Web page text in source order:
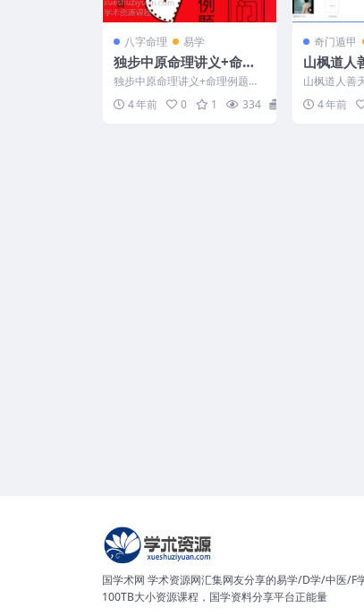
八字命理 易学
独步中原命理讲义+命理
例题解析 2本电子书
独步中原命理讲义+命理例题解
析电子书 编号：22w1117 &n
b... 4 年前 0 1 334
奇门遁甲
山枫道人
培训视频
山枫道人善
频加教材
4 年前
国学术网 学术资源网汇集网友分享的易学/D学/中医/F
100TB大小资源课程，国学资料分享平台正能量